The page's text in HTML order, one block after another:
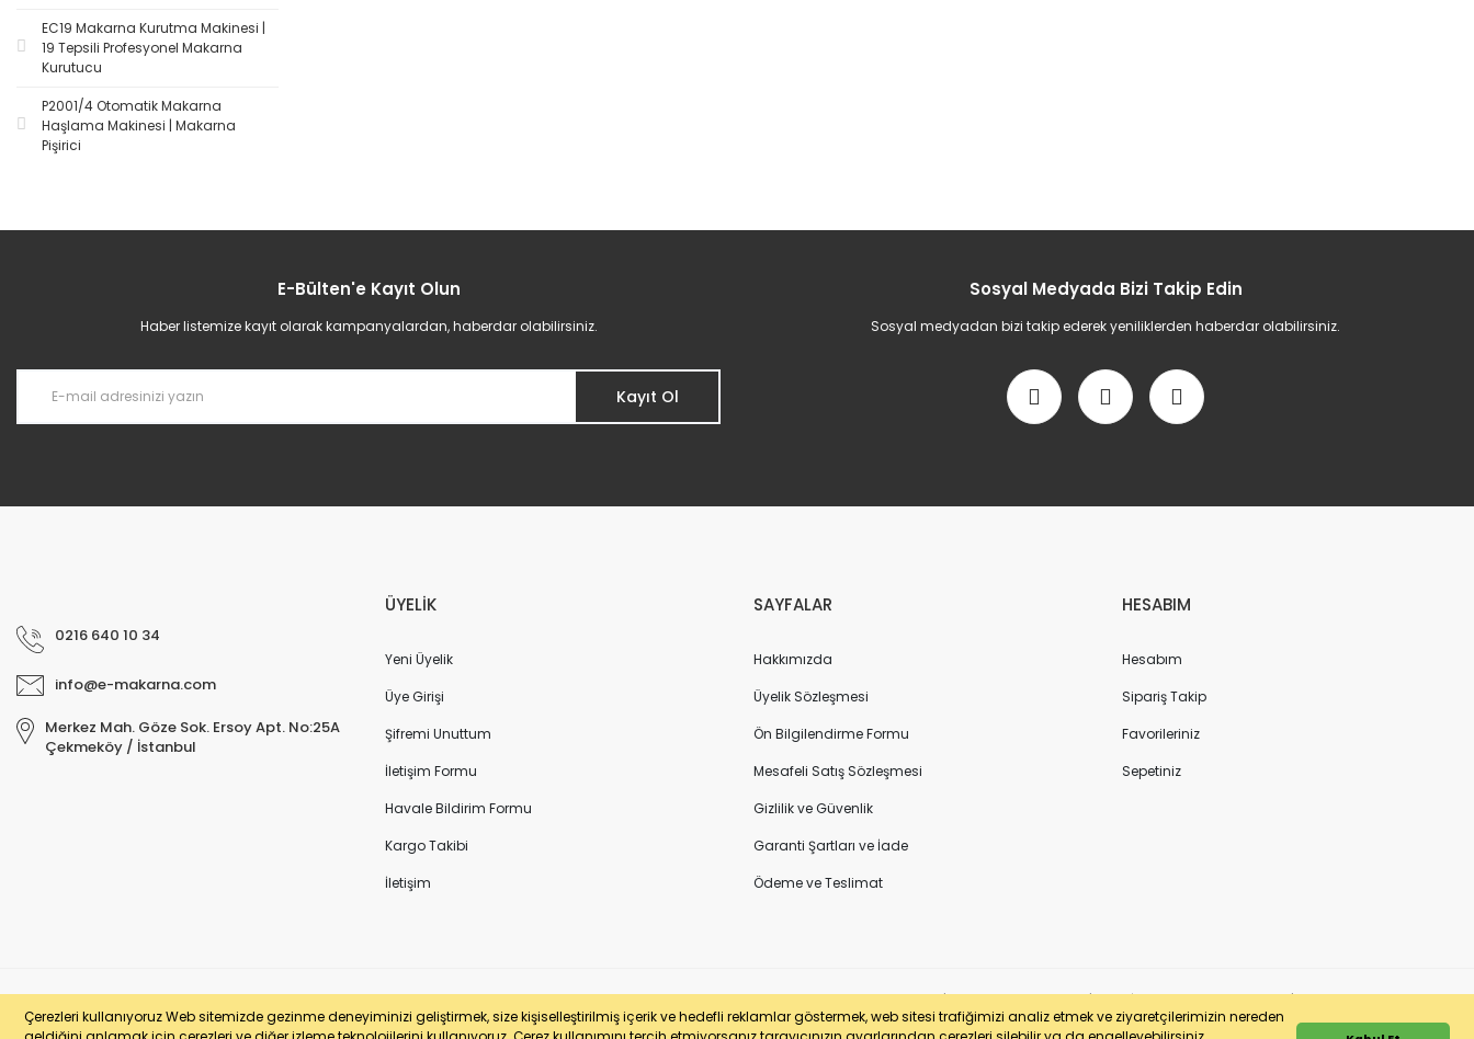
Çerezleri kullanıyoruz Web sitemizde gezinme deneyiminizi geliştirmek, size kişiselleştirilmiş içerik ve hedefli reklamlar göstermek, web sitesi trafiğimizi analiz etmek ve ziyaretçilerimizin nereden
EC19 Makarna Kurutma Makinesi |
19 Tepsili Profesyonel Makarna
Kurutucu
P2001/4 Otomatik Makarna
Haşlama Makinesi | Makarna
Pişirici
E-Bülten'e Kayıt Olun
Haber listemize kayıt olarak kampanyalardan, haberdar olabilirsiniz.
Kayıt Ol
Sosyal Medyada Bizi Takip Edin
Sosyal medyadan bizi takip ederek yeniliklerden haberdar olabilirsiniz.
0216 640 10 34
info@e-makarna.com
Merkez Mah. Göze Sok. Ersoy Apt. No:25A
Çekmeköy / İstanbul
ÜYELİK
Yeni Üyelik
Üye Girişi
Şifremi Unuttum
İletişim Formu
Havale Bildirim Formu
Kargo Takibi
İletişim
SAYFALAR
Hakkımızda
Üyelik Sözleşmesi
Ön Bilgilendirme Formu
Mesafeli Satış Sözleşmesi
Gizlilik ve Güvenlik
Garanti Şartları ve İade
Ödeme ve Teslimat
HESABIM
Hesabım
Sipariş Takip
Favorileriniz
Sepetiniz
© e-makarna.com Tüm Hakları Saklıdır. Kredi kartı bilgileriniz 256bit SSL sertifikası ile korunmaktadır. Pasfil Makine Sanayi ve Ticaret Ltd. Şti. | Vergi No: 7220436611 | MERSİS No: 072204366100013 | Ticaret Sicil No: 586968-0